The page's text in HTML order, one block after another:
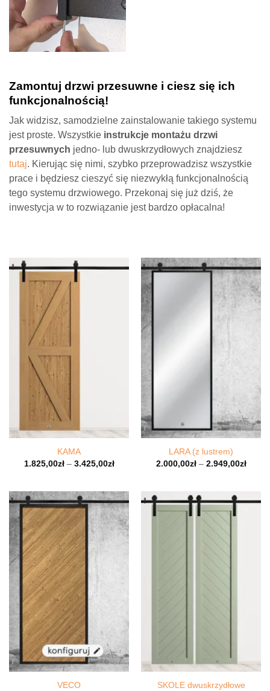
Zamontuj drzwi przesuwne i ciesz się ich
funkcjonalnością!
Jak widzisz, samodzielne zainstalowanie takiego systemu
jest proste. Wszystkie instrukcje montażu drzwi
przesuwnych jedno- lub dwuskrzydłowych znajdziesz
tutaj. Kierując się nimi, szybko przeprowadzisz wszystkie
prace i będziesz cieszyć się niezwykłą funkcjonalnością
tego systemu drzwiowego. Przekonaj się już dziś, że
inwestycja w to rozwiązanie jest bardzo opłacalna!
KAMA
1.825,00zł– 3.425,00zł
LARA (z lustrem)
2.000,00zł– 2.949,00zł
VECO
SKOLE dwuskrzydłowe